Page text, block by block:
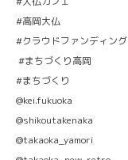
#高岡大仏
#クラウドファンディング
#まちづくり高岡
#まちづくり
@kei.fukuoka
@shikoutakenaka
@takaoka_yamori